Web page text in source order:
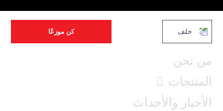
خلف كن موزعًا
من نحن
المنتجات
الأخبار والأحداث